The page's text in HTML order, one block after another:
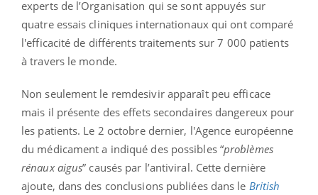
experts de l’Organisation qui se sont appuyés sur
quatre essais cliniques internationaux qui ont comparé
l'efficacité de différents traitements sur 7 000 patients
à travers le monde.
Non seulement le remdesivir apparaît peu efficace
mais il présente des effets secondaires dangereux pour
les patients. Le 2 octobre dernier, l'Agence européenne
du médicament a indiqué des possibles “problèmes
rénaux aigus” causés par l’antiviral. Cette dernière
ajoute, dans des conclusions publiées dans le British